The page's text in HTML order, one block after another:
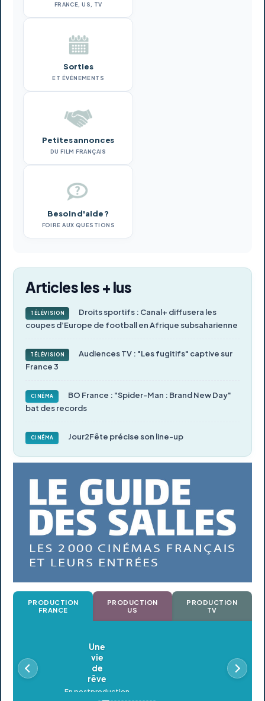
FRANCE, US, TV
Sorties
ET ÉVÉNEMENTS
Petites annonces
DU FILM FRANÇAIS
Besoin d'aide ?
FOIRE AUX QUESTIONS
Articles les + lus
TÉLÉVISION
Droits sportifs : Canal+ diffusera les
coupes d’Europe de football en Afrique subsaharienne
TÉLÉVISION
Audiences TV : "Les fugitifs" captive sur
France 3
CINÉMA
BO France : "Spider-Man : Brand New Day"
bat des records
CINÉMA Jour2Fête précise son line-up
PRODUCTION
FRANCE
PRODUCTION
US
PRODUCTION
TV
Oldeupe
En postproduction